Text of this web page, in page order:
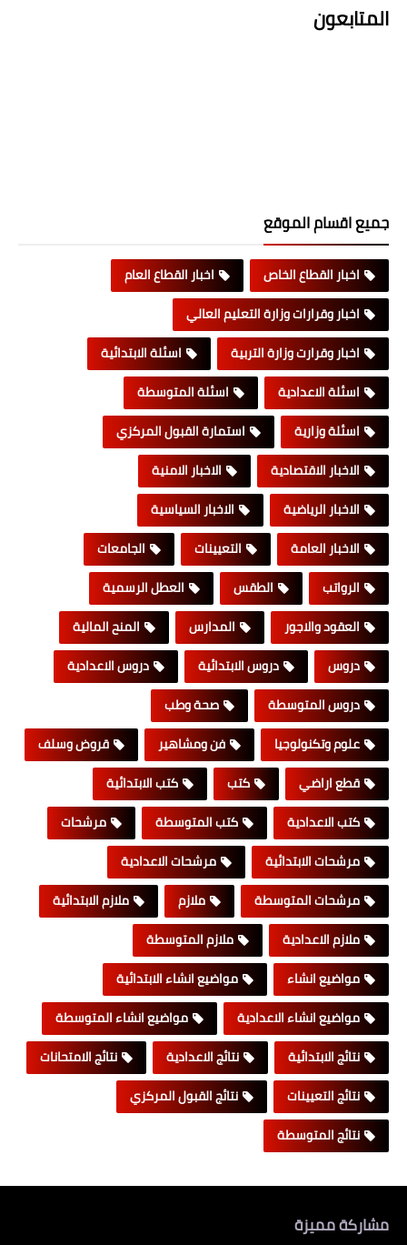
المتابعون
جميع اقسام الموقع
اخبار القطاع الخاص
اخبار القطاع العام
اخبار وقرارات وزارة التعليم العالي
اخبار وقرارت وزارة التربية
اسئلة الابتدائية
اسئلة الاعدادية
اسئلة المتوسطة
اسئلة وزارية
استمارة القبول المركزي
الاخبار الاقتصادية
الاخبار الامنية
الاخبار الرياضية
الاخبار السياسية
الاخبار العامة
التعيينات
الجامعات
الرواتب
الطقس
العطل الرسمية
العقود والاجور
المدارس
المنح المالية
دروس
دروس الابتدائية
دروس الاعدادية
دروس المتوسطة
صحة وطب
علوم وتكنولوجيا
فن ومشاهير
قروض وسلف
قطع اراضي
كتب
كتب الابتدائية
كتب الاعدادية
كتب المتوسطة
مرشحات
مرشحات الابتدائية
مرشحات الاعدادية
مرشحات المتوسطة
ملازم
ملازم الابتدائية
ملازم الاعدادية
ملازم المتوسطة
مواضيع انشاء
مواضيع انشاء الابتدائية
مواضيع انشاء الاعدادية
مواضيع انشاء المتوسطة
نتائج الابتدائية
نتائج الاعدادية
نتائج الامتحانات
نتائج التعيينات
نتائج القبول المركزي
نتائج المتوسطة
مشاركة مميزة